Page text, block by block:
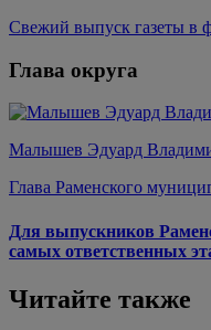
Свежий выпуск газеты в
Глава округа
Малышев Эдуард
Глава Раменского
Для выпускников
самых ответственных
Читайте также